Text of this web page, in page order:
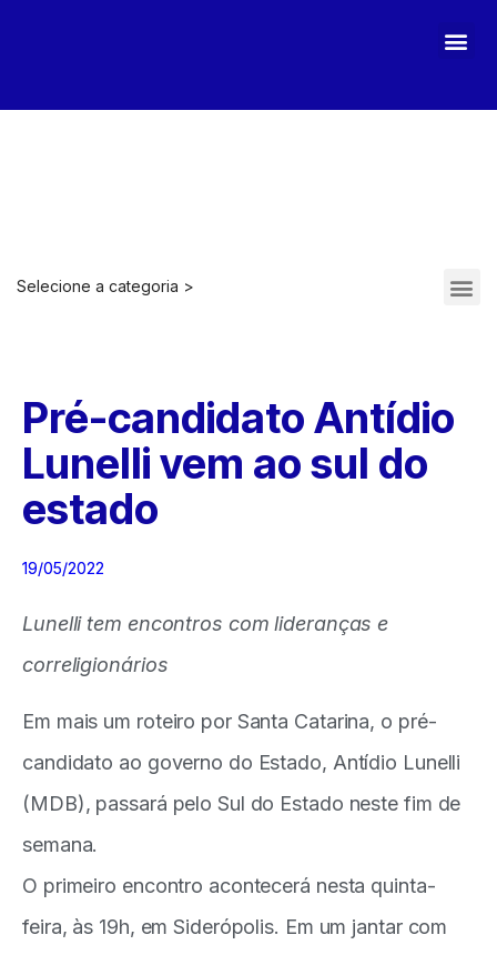
Selecione a categoria >
Pré-candidato Antídio
Lunelli vem ao sul do
estado
19/05/2022
Lunelli tem encontros com lideranças e
correligionários
Em mais um roteiro por Santa Catarina, o pré-
candidato ao governo do Estado, Antídio Lunelli
(MDB), passará pelo Sul do Estado neste fim de
semana.
O primeiro encontro acontecerá nesta quinta-
feira, às 19h, em Siderópolis. Em um jantar com